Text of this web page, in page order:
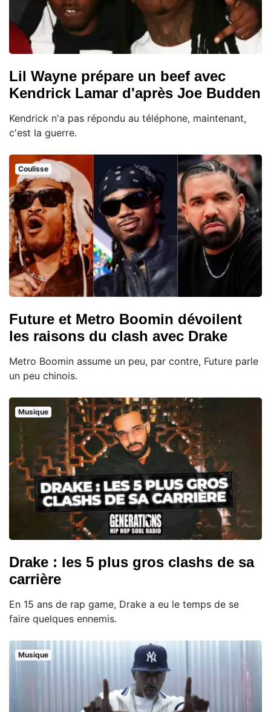
Lil Wayne prépare un beef avec
Kendrick Lamar d'après Joe Budden
Kendrick n'a pas répondu au téléphone, maintenant,
c'est la guerre.
Coulisse
Future et Metro Boomin dévoilent
les raisons du clash avec Drake
Metro Boomin assume un peu, par contre, Future parle
un peu chinois.
Musique
Drake : les 5 plus gros clashs de sa
carrière
En 15 ans de rap game, Drake a eu le temps de se
faire quelques ennemis.
Musique